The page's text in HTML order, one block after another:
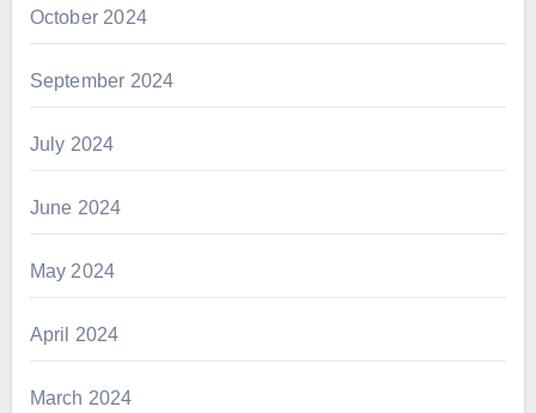
October 2024
September 2024
July 2024
June 2024
May 2024
April 2024
March 2024